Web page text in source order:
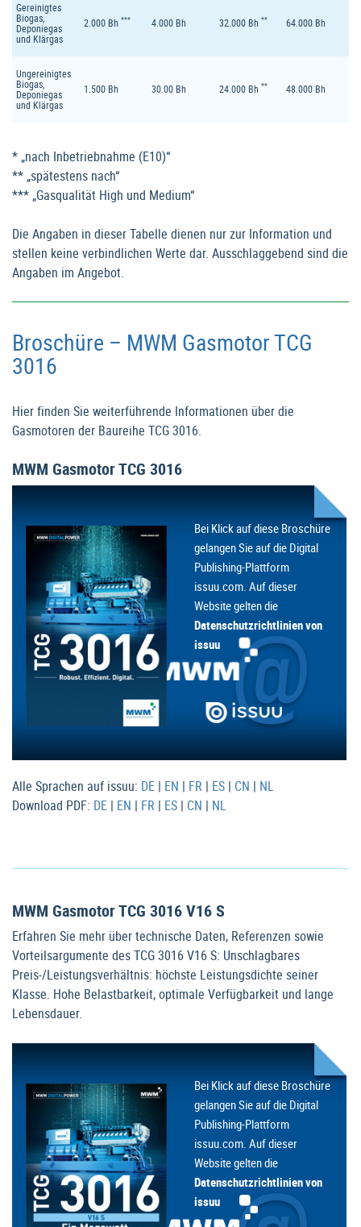
Gereinigtes
Biogas,
Deponiegas
und Klärgas
2.000 Bh *** 4.000 Bh 32.000 Bh ** 64.000 Bh
Ungereinigtes
Biogas,
Deponiegas
und Klärgas
1.500 Bh 30.00 Bh 24.000 Bh ** 48.000 Bh
* „nach Inbetriebnahme (E10)“
** „spätestens nach“
*** „Gasqualität High und Medium“
Die Angaben in dieser Tabelle dienen nur zur Information und
stellen keine verbindlichen Werte dar. Ausschlaggebend sind die
Angaben im Angebot.
Broschüre – MWM Gasmotor TCG
3016
Hier finden Sie weiterführende Informationen über die
Gasmotoren der Baureihe TCG 3016.
MWM Gasmotor TCG 3016
Bei Klick auf diese Broschüre
gelangen Sie auf die Digital
Publishing-Plattform
issuu.com. Auf dieser
Website gelten die
Datenschutzrichtlinien von
issuu
Alle Sprachen auf issuu: DE | EN | FR | ES | CN | NL
Download PDF: DE | EN | FR | ES | CN | NL
MWM Gasmotor TCG 3016 V16 S
Erfahren Sie mehr über technische Daten, Referenzen sowie
Vorteilsargumente des TCG 3016 V16 S: Unschlagbares
Preis-/Leistungsverhältnis: höchste Leistungsdichte seiner
Klasse. Hohe Belastbarkeit, optimale Verfügbarkeit und lange
Lebensdauer.
Bei Klick auf diese Broschüre
gelangen Sie auf die Digital
Publishing-Plattform
issuu.com. Auf dieser
Website gelten die
Datenschutzrichtlinien von
issuu